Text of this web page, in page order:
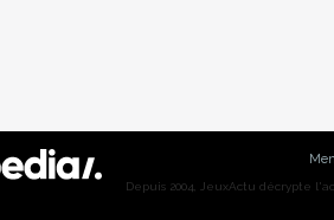
Depuis 2004, JeuxActu décrypte